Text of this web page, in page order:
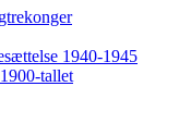
1940-1945
tallet